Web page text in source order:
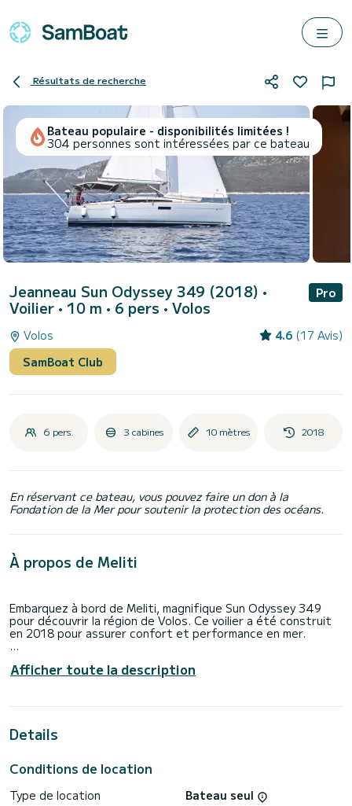
Résultats de recherche
Bateau populaire - disponibilités limitées !
304 personnes sont intéressées par ce bateau
Jeanneau Sun Odyssey 349 (2018) •
Voilier • 10 m • 6 pers •Volos
Pro
Volos 4.6 (17 Avis)
SamBoat Club
6 pers. 3 cabines 10 mètres 2018
En réservant ce bateau, vous pouvez faire un don à la
Fondation de la Mer pour soutenir la protection des océans.
À propos de Meliti
Embarquez à bord de Meliti, magnifique Sun Odyssey 349
pour découvrir la région de Volos. Ce voilier a été construit
en 2018 pour assurer confort et performance en mer.
capacité d'embarcation de 6 personnes. Avec une longueur
de Volos
Ce Sun Odyssey 349 est pourvu de 1 toilette avec douche.
sur enrouleur. Il possède notamment les équipements
bluetooth.
Afficher toute la description
Details
Conditions de location
Type de location
Bateau seul